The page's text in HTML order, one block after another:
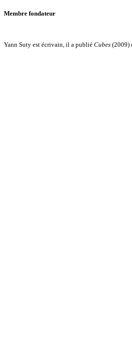
Membre fondateur
Yann Suty est écrivain, il a publié Cubes (2009)